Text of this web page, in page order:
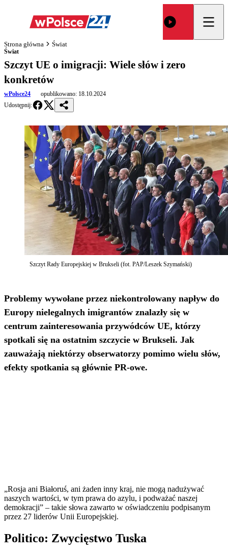
Strona główna Świat
Świat
Szczyt UE o imigracji: Wiele słów i zero
konkretów
wPolsce24 opublikowano: 18.10.2024
Udostępnij:
Szczyt Rady Europejskiej w Brukseli (fot. PAP/Leszek Szymański)
Problemy wywołane przez niekontrolowany napływ do
Europy nielegalnych imigrantów znalazły się w
centrum zainteresowania przywódców UE, którzy
spotkali się na ostatnim szczycie w Brukseli. Jak
zauważają niektórzy obserwatorzy pomimo wielu słów,
efekty spotkania są głównie PR-owe.
„Rosja ani Białoruś, ani żaden inny kraj, nie mogą nadużywać
naszych wartości, w tym prawa do azylu, i podważać naszej
demokracji” – takie słowa zawarto w oświadczeniu podpisanym
przez 27 liderów Unii Europejskiej.
Politico: Zwycięstwo Tuska